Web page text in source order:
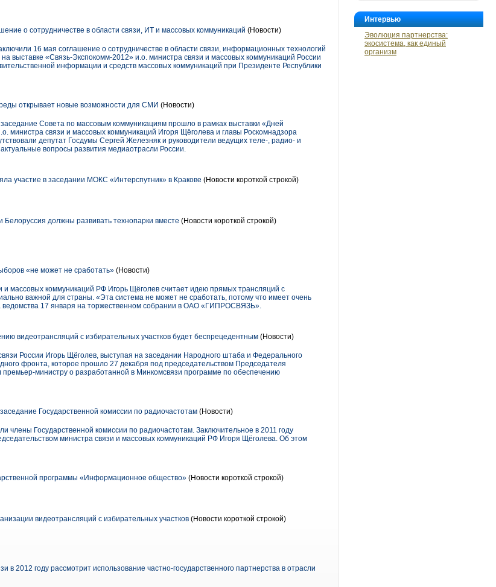
Интервью
Эволюция партнерства:
экосистема, как единый
организм
о сотрудничестве в области связи, ИТ и массовых коммуникаций (Новости)
16 мая соглашение о сотрудничестве в области связи, информационных технологий
выставке «Связь-Экспокомм-2012» и.о. министра связи и массовых коммуникаций России
информации и средств массовых коммуникаций при Президенте Республики
открывает новые возможности для СМИ (Новости)
Совета по массовым коммуникациям прошло в рамках выставки «Дней
министра связи и массовых коммуникаций Игоря Щёголева и главы Роскомнадзора
депутат Госдумы Сергей Железняк и руководители ведущих теле-, радио- и
вопросы развития медиаотрасли России.
участие в заседании МОКС «Интерспутник» в Кракове (Новости короткой строкой)
Белоруссия должны развивать технопарки вместе (Новости короткой строкой)
«не может не сработать» (Новости)
и массовых коммуникаций РФ Игорь Щёголев считает идею прямых трансляций с
важной для страны. «Эта система не может не сработать, потому что имеет очень
ведомства 17 января на торжественном собрании в ОАО «ГИПРОСВЯЗЬ».
видеотрансляций с избирательных участков будет беспрецедентным (Новости)
России Игорь Щёголев, выступая на заседании Народного штаба и Федерального
фронта, которое прошло 27 декабря под председательством Председателя
министру о разработанной в Минкомсвязи программе по обеспечению
Государственной комиссии по радиочастотам (Новости)
члены Государственной комиссии по радиочастотам. Заключительное в 2011 году
министра связи и массовых коммуникаций РФ Игоря Щёголева. Об этом
программы «Информационное общество» (Новости короткой строкой)
видеотрансляций с избирательных участков (Новости короткой строкой)
в 2012 году рассмотрит использование частно-государственного партнерства в отрасли